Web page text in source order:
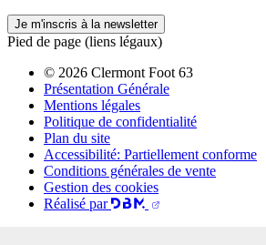
Je m'inscris à la newsletter
Pied de page (liens légaux)
© 2026 Clermont Foot 63
Présentation Générale
Mentions légales
Politique de confidentialité
Plan du site
Accessibilité: Partiellement conforme
Conditions générales de vente
Gestion des cookies
Réalisé par